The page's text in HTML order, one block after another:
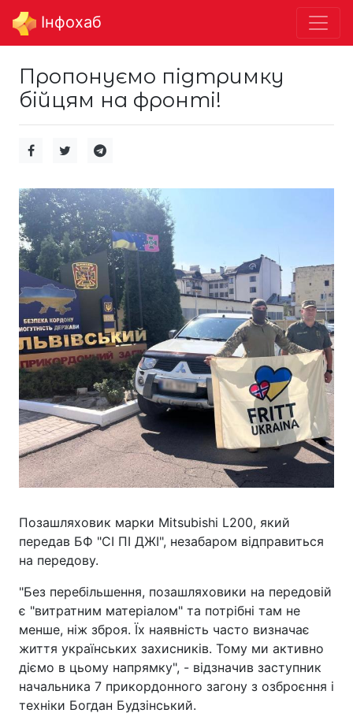
Інфохаб
Пропонуємо підтримку
бійцям на фронті!
Позашляховик марки Mitsubishi L200, який
передав БФ "СІ ПІ ДЖІ", незабаром відправиться
на передову.
"Без перебільшення, позашляховики на передовій
є "витратним матеріалом" та потрібні там не
менше, ніж зброя. Їх наявність часто визначає
життя українських захисників. Тому ми активно
діємо в цьому напрямку", - відзначив заступник
начальника 7 прикордонного загону з озброєння і
техніки Богдан Будзінський.